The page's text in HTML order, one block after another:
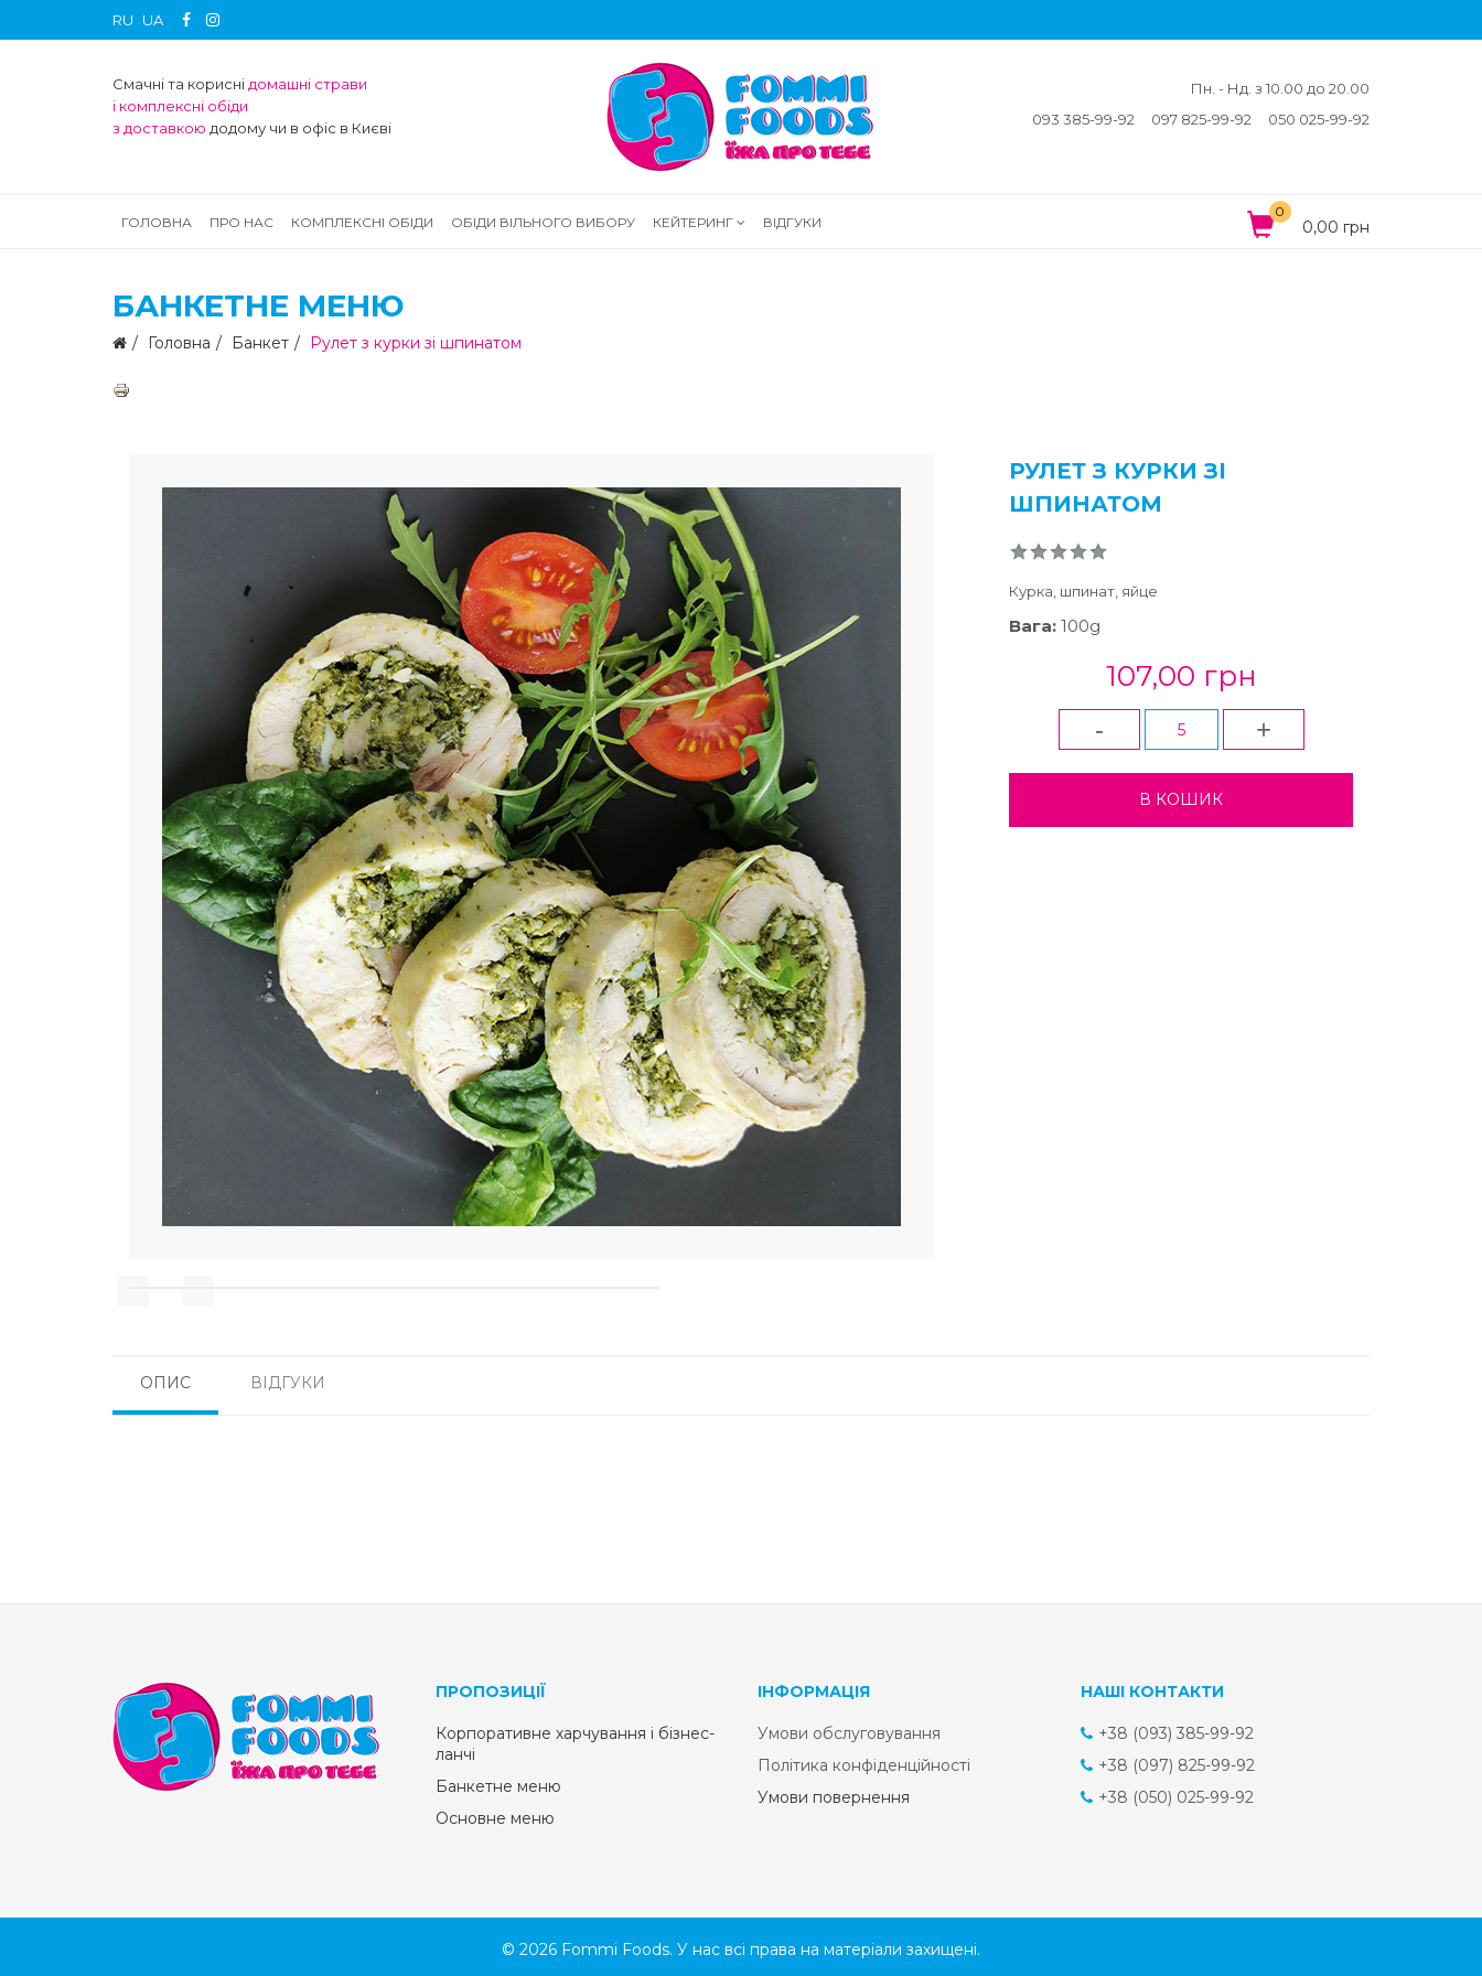
RU UA
Смачні та корисні домашні страви
і комплексні обіди
з доставкою додому чи в офіс в Києві
Пн. - Нд. з 10.00 до 20.00
093 385-99-92
097 825-99-92 050 025-99-92
ГОЛОВНА ПРО НАС КОМПЛЕКСНІ ОБІДИ ОБІДИ ВІЛЬНОГО ВИБОРУ КЕЙТЕРИНГ ВІДГУКИ
0
0,00 грн
БАНКЕТНЕ МЕНЮ
Головна Банкет Рулет з курки зі шпинатом
РУЛЕТ З КУРКИ ЗІ
ШПИНАТОМ
Курка, шпинат, яйце
Вага: 100g
107,00 грн
- +
ОПИС ВІДГУКИ
ПРОПОЗИЦІЇ
Корпоративне харчування і бізнес-
ланчі
Банкетне меню
Основне меню
ІНФОРМАЦІЯ
Умови обслуговування
Політика конфіденційності
Умови повернення
НАШІ КОНТАКТИ
+38 (093) 385-99-92
+38 (097) 825-99-92
+38 (050) 025-99-92
© 2026 Fommi Foods. У нас всі права на матеріали захищені.